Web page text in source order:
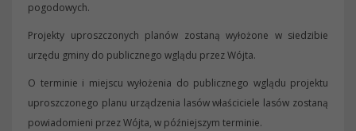
pogodowych.
Projekty uproszczonych planów zostaną wyłożone w siedzibie
urzędu gminy do publicznego wglądu przez Wójta.
O terminie i miejscu wyłożenia do publicznego wglądu projektu
uproszczonego planu urządzenia lasów właściciele lasów zostaną
powiadomieni przez Wójta, w późniejszym terminie.